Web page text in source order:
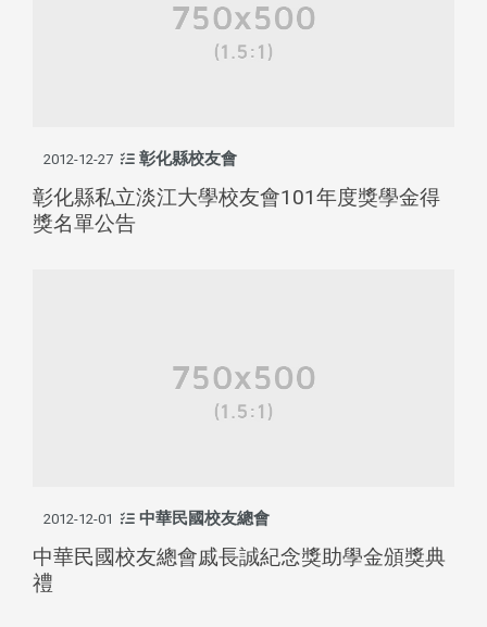
2012-12-27 彰化縣校友會
彰化縣私立淡江大學校友會101年度獎學金得
獎名單公告
2012-12-01 中華民國校友總會
中華民國校友總會戚長誠紀念獎助學金頒獎典
禮